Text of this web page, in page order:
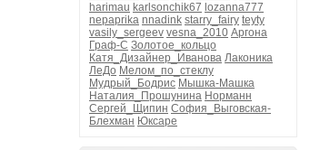
harimau karlsonchik67 lozanna777
nepaprika nnadink starry_fairy teyty
vasily_sergeev vesna_2010 Аргона
Граф-С Золотое_кольцо
Катя_Дизайнер_Иванова Лаконика
ЛеДо Мелом_по_стеклу
Мудрый_Бодрис Мышка-Машка
Наталия_Прошунина Норманн
Сергей_Щипин София_Выговская-
Блехман Юксаре